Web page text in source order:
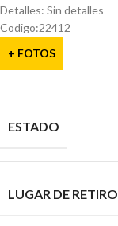
Detalles: Sin detalles
Codigo:22412
+ FOTOS
ESTADO
LUGAR DE RETIRO